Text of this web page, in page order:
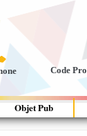
Code
Objet Pub